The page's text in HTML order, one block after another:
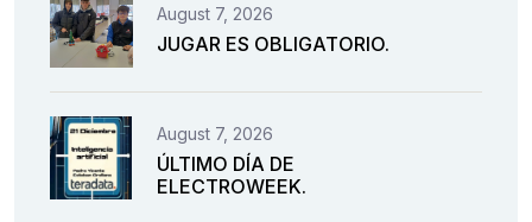
August 7, 2026
JUGAR ES OBLIGATORIO.
August 7, 2026
ÚLTIMO DÍA DE
ELECTROWEEK.